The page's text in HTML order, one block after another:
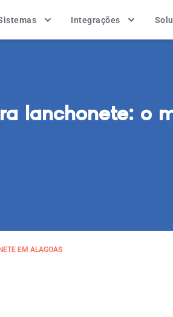
Integrações
lanchonete: o
EM ALAGOAS